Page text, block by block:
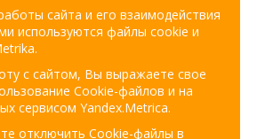
сайта и его взаимодействия
используются файлы cookie и
с сайтом, Вы выражаете свое
Cookie-файлов и на
сервисом Yandex.Metrica.
отключить Cookie-файлы в